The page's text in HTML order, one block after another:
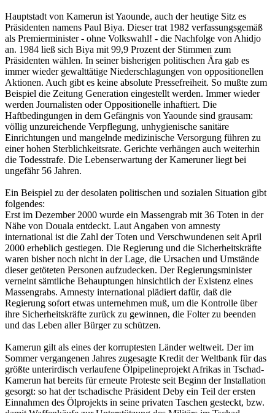
Hauptstadt von Kamerun ist Yaounde, auch der heutige Sitz es
Präsidenten namens Paul Biya. Dieser trat 1982 verfassungsgemäß
als Premierminister - ohne Volkswahl! - die Nachfolge von Ahidjo
an. 1984 ließ sich Biya mit 99,9 Prozent der Stimmen zum
Präsidenten wählen. In seiner bisherigen politischen Ära gab es
immer wieder gewalttätige Niederschlagungen von oppositionellen
Aktionen. Auch gibt es keine absolute Pressefreiheit. So mußte zum
Beispiel die Zeitung Generation eingestellt werden. Immer wieder
werden Journalisten oder Oppositionelle inhaftiert. Die
Haftbedingungen in dem Gefängnis von Yaounde sind grausam:
völlig unzureichende Verpflegung, unhygienische sanitäre
Einrichtungen und mangelnde medizinische Versorgung führen zu
einer hohen Sterblichkeitsrate. Gerichte verhängen auch weiterhin
die Todesstrafe. Die Lebenserwartung der Kameruner liegt bei
ungefähr 56 Jahren.
Ein Beispiel zu der desolaten politischen und sozialen Situation gibt
folgendes:
Erst im Dezember 2000 wurde ein Massengrab mit 36 Toten in der
Nähe von Douala entdeckt. Laut Angaben von amnesty
international ist die Zahl der Toten und Verschwundenen seit April
2000 erheblich gestiegen. Die Regierung und die Sicherheitskräfte
waren bisher noch nicht in der Lage, die Ursachen und Umstände
dieser getöteten Personen aufzudecken. Der Regierungsminister
verneint sämtliche Behauptungen hinsichtlich der Existenz eines
Massengrabs. Amnesty international plädiert dafür, daß die
Regierung sofort etwas unternehmen muß, um die Kontrolle über
ihre Sicherheitskräfte zurück zu gewinnen, die Folter zu beenden
und das Leben aller Bürger zu schützen.
Kamerun gilt als eines der korruptesten Länder weltweit. Der im
Sommer vergangenen Jahres zugesagte Kredit der Weltbank für das
größte unterirdisch verlaufene Ölpipelineprojekt Afrikas in Tschad-
Kamerun hat bereits für erneute Proteste seit Beginn der Installation
gesorgt: so hat der tschadische Präsident Deby ein Teil der ersten
Einnahmen des Ölprojekts in seine privaten Taschen gesteckt, bzw.